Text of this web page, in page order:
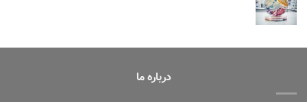
درباره ما